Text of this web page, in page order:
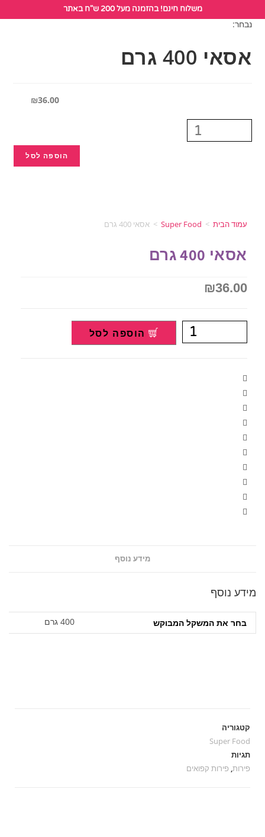
משלוח חינם! בהזמנה מעל 200 ש"ח באתר
נבחר:
אסאי 400 גרם
₪36.00
הוספה לסל
עמוד הבית >
Super Food
> אסאי 400 גרם
אסאי 400 גרם
₪36.00
הוספה לסל
מידע נוסף
מידע נוסף
בחר את המשקל המבוקש‎ 400 גרם
קטגוריה
Super Food
תגיות
פירות, פירות קפואים